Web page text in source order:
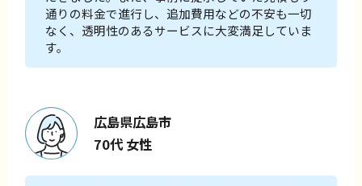
通りの料金で進行し、追加費用などの不安も一切
なく、透明性のあるサービスに大変満足していま
す。
広島県広島市
70代 女性